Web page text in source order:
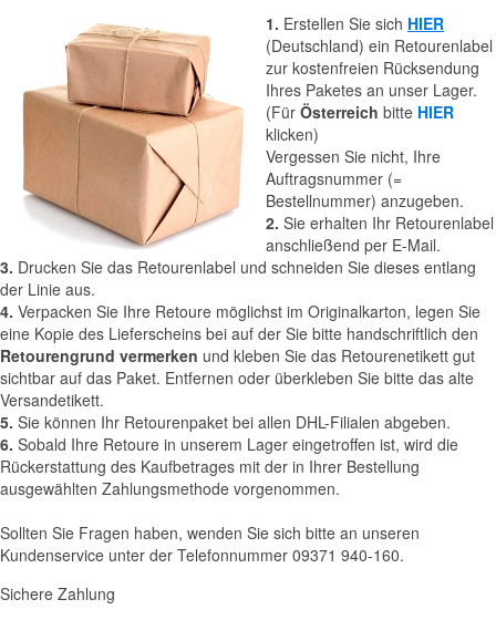
1. Erstellen Sie sich HIER
(Deutschland) ein Retourenlabel
zur kostenfreien Rücksendung
Ihres Paketes an unser Lager.
(Für Österreich bitte HIER
klicken)
Vergessen Sie nicht, Ihre
Auftragsnummer (=
Bestellnummer) anzugeben.
2. Sie erhalten Ihr Retourenlabel
anschließend per E-Mail.
3. Drucken Sie das Retourenlabel und schneiden Sie dieses entlang
der Linie aus.
4. Verpacken Sie Ihre Retoure möglichst im Originalkarton, legen Sie
eine Kopie des Lieferscheins bei auf der Sie bitte handschriftlich den
Retourengrund vermerken und kleben Sie das Retourenetikett gut
sichtbar auf das Paket. Entfernen oder überkleben Sie bitte das alte
Versandetikett.
5. Sie können Ihr Retourenpaket bei allen DHL-Filialen abgeben.
6. Sobald Ihre Retoure in unserem Lager eingetroffen ist, wird die
Rückerstattung des Kaufbetrages mit der in Ihrer Bestellung
ausgewählten Zahlungsmethode vorgenommen.
Sollten Sie Fragen haben, wenden Sie sich bitte an unseren
Kundenservice unter der Telefonnummer 09371 940-160.
Sichere Zahlung